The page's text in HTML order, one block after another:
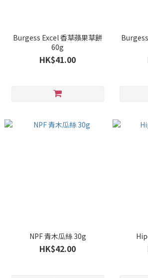
Burgess Excel 香草蘋果草餅
60g
HK$41.00
NPF 青木瓜絲 30g
HK$42.00